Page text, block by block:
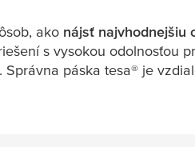
ako nájsť najvhodnejšiu
s vysokou odolnosťou
Správna páska tesa® je